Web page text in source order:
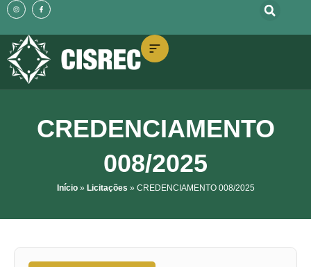
conteúdo
conteúdo
I
n
s
t
g
a
m
F
a
c
e
o
k
-
f
CREDENCIAMENTO
008/2025
Início» Licitações » CREDENCIAMENTO 008/2025